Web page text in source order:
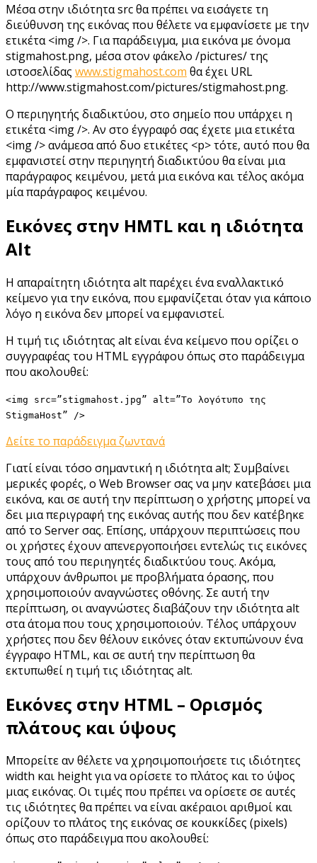
Μέσα στην ιδιότητα src θα πρέπει να εισάγετε τη
διεύθυνση της εικόνας που θέλετε να εμφανίσετε με την
ετικέτα <img />. Για παράδειγμα, μια εικόνα με όνομα
stigmahost.png, μέσα στον φάκελο /pictures/ της
ιστοσελίδας www.stigmahost.com θα έχει URL
http://www.stigmahost.com/pictures/stigmahost.png.
Ο περιηγητής διαδικτύου, στο σημείο που υπάρχει η
ετικέτα <img />. Αν στο έγγραφό σας έχετε μια ετικέτα
<img /> ανάμεσα από δυο ετικέτες <p> τότε, αυτό που θα
εμφανιστεί στην περιηγητή διαδικτύου θα είναι μια
παράγραφος κειμένου, μετά μια εικόνα και τέλος ακόμα
μία παράγραφος κειμένου.
Εικόνες στην HMTL και η ιδιότητα
Alt
Η απαραίτητη ιδιότητα alt παρέχει ένα εναλλακτικό
κείμενο για την εικόνα, που εμφανίζεται όταν για κάποιο
λόγο η εικόνα δεν μπορεί να εμφανιστεί.
Η τιμή τις ιδιότητας alt είναι ένα κείμενο που ορίζει ο
συγγραφέας του HTML εγγράφου όπως στο παράδειγμα
που ακολουθεί:
<img src=”stigmahost.jpg” alt=”Το λογότυπο της
StigmaHost” />
Δείτε το παράδειγμα ζωντανά
Γιατί είναι τόσο σημαντική η ιδιότητα alt; Συμβαίνει
μερικές φορές, ο Web Browser σας να μην κατεβάσει μια
εικόνα, και σε αυτή την περίπτωση ο χρήστης μπορεί να
δει μια περιγραφή της εικόνας αυτής που δεν κατέβηκε
από το Server σας. Επίσης, υπάρχουν περιπτώσεις που
οι χρήστες έχουν απενεργοποιήσει εντελώς τις εικόνες
τους από του περιηγητές διαδικτύου τους. Ακόμα,
υπάρχουν άνθρωποι με προβλήματα όρασης, που
χρησιμοποιούν αναγνώστες οθόνης. Σε αυτή την
περίπτωση, οι αναγνώστες διαβάζουν την ιδιότητα alt
στα άτομα που τους χρησιμοποιούν. Τέλος υπάρχουν
χρήστες που δεν θέλουν εικόνες όταν εκτυπώνουν ένα
έγγραφο HTML, και σε αυτή την περίπτωση θα
εκτυπωθεί η τιμή τις ιδιότητας alt.
Εικόνες στην HTML – Ορισμός
πλάτους και ύψους
Μπορείτε αν θέλετε να χρησιμοποιήσετε τις ιδιότητες
width και height για να ορίσετε το πλάτος και το ύψος
μιας εικόνας. Οι τιμές που πρέπει να ορίσετε σε αυτές
τις ιδιότητες θα πρέπει να είναι ακέραιοι αριθμοί και
ορίζουν το πλάτος της εικόνας σε κουκκίδες (pixels)
όπως στο παράδειγμα που ακολουθεί: